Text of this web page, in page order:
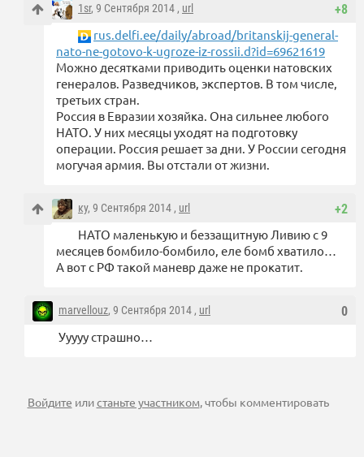
+8
1sr, 9 Сентября 2014 , url
rus.delfi.ee/daily/abroad/britanskij-general-
nato-ne-gotovo-k-ugroze-iz-rossii.d?id=69621619
Можно десятками приводить оценки натовских
генералов. Разведчиков, экспертов. В том числе,
третьих стран.
Россия в Евразии хозяйка. Она сильнее любого
НАТО. У них месяцы уходят на подготовку
операции. Россия решает за дни. У России сегодня
могучая армия. Вы отстали от жизни.
+2
ку, 9 Сентября 2014 , url
НАТО маленькую и беззащитную Ливию с 9
месяцев бомбило-бомбило, еле бомб хватило…
А вот с РФ такой маневр даже не прокатит.
0
marvellouz, 9 Сентября 2014 , url
Ууууу страшно…
Войдите илистаньте участником, чтобы комментировать